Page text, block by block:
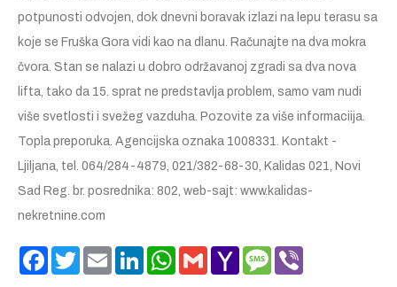
potpunosti odvojen, dok dnevni boravak izlazi na lepu terasu sa
koje se Fruška Gora vidi kao na dlanu. Računajte na dva mokra
čvora. Stan se nalazi u dobro održavanoj zgradi sa dva nova
lifta, tako da 15. sprat ne predstavlja problem, samo vam nudi
više svetlosti i svežeg vazduha. Pozovite za više informaciija.
Topla preporuka. Agencijska oznaka 1008331. Kontakt -
Ljiljana, tel. 064/284-4879, 021/382-68-30, Kalidas 021, Novi
Sad Reg. br. posrednika: 802, web-sajt: www.kalidas-
nekretnine.com
Facebook
TwitterEmail LinkedInWhatsApp
Gmail Yahoo
Mail
Message